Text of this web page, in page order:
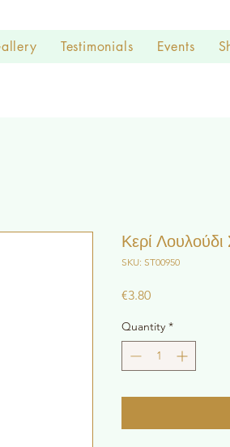
Testimonials Events
Κερί
SKU: ST00950
€3.80Price
Quantity *